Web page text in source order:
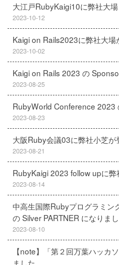
大江戸RubyKaigi10に弊社大
2023-10-12
Kaigi on Rails2023に弊社大場
2023-10-02
Kaigi on Rails 2023 の
2023-08-25
RubyWorld Conference 2023
2023-08-23
大阪Ruby会議03に弊社小芝が
2023-08-21
RubyKaigi 2023 follow upに弊
2023-08-14
中高生国際Rubyプログラミン
の Silver PARTNER になりま
2023-08-10
【note】「第２回万葉ハッカ
ました